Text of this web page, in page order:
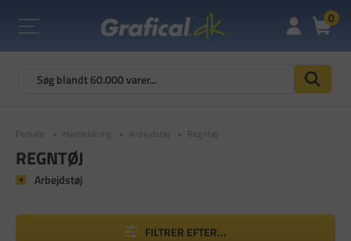
0
Forside Husholdning Arbejdstøj Regntøj
REGNTØJ
Arbejdstøj
FILTRER EFTER...